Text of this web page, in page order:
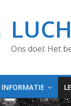
Ons doel: Het
INFORMATIE